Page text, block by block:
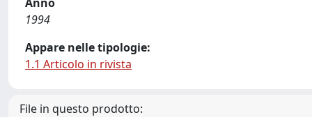
1994
Appare nelle tipologie:
1.1 Articolo in rivista
File in questo prodotto: